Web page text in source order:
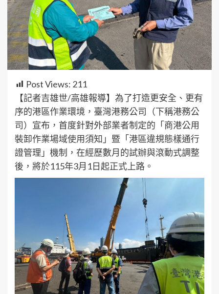
Post Views: 211
【記者吉雄世/高雄報導】為了打造更安全、更有
序的港區作業環境，臺灣港務公司（下稱港務公
司）宣布，首度針對外部業者制定的「商港公用
裝卸作業場域使用須知」暨「港區違規態樣通行
證管理」機制，在經歷數月的試辦與滾動式調整
後，將於115年3月1日起正式上路。